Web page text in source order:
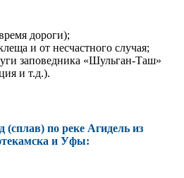
дороги);
и от несчастного случая;
заповедника «Шульган-Таш»
и т.д.).
по реке Агидель из
и Уфы: